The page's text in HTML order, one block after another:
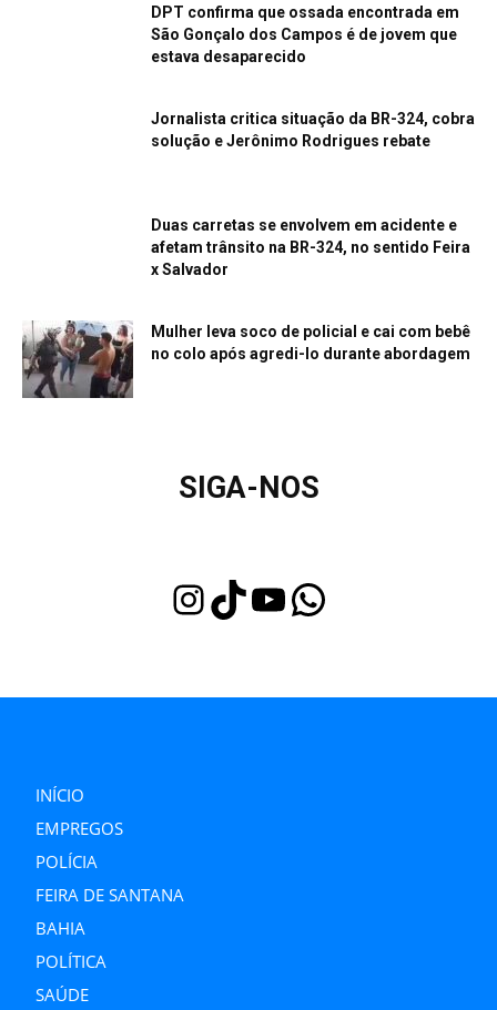
DPT confirma que ossada encontrada em
São Gonçalo dos Campos é de jovem que
estava desaparecido
Jornalista critica situação da BR-324, cobra
solução e Jerônimo Rodrigues rebate
Duas carretas se envolvem em acidente e
afetam trânsito na BR-324, no sentido Feira
x Salvador
Mulher leva soco de policial e cai com bebê
no colo após agredi-lo durante abordagem
SIGA-NOS
InstagramTikTok Youtube WhatsApp
INÍCIO
EMPREGOS
POLÍCIA
FEIRA DE SANTANA
BAHIA
POLÍTICA
SAÚDE